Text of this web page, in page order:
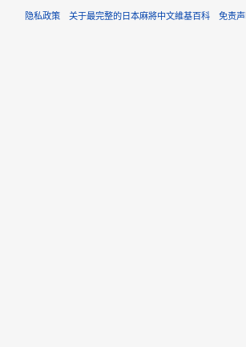
隐私政策 关于最完整的日本麻將中文維基百科 免责